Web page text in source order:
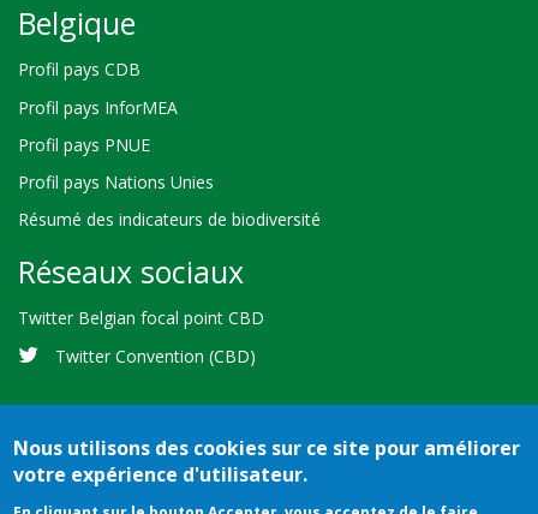
Belgique
Profil pays CDB
Profil pays InforMEA
Profil pays PNUE
Profil pays Nations Unies
Résumé des indicateurs de biodiversité
Réseaux sociaux
Twitter Belgian focal point CBD
Twitter Convention (CBD)
Crédits Conditions d'utilisation © 2026 Secretariat of the
Nous utilisons des cookies sur ce site pour améliorer
votre expérience d'utilisateur.